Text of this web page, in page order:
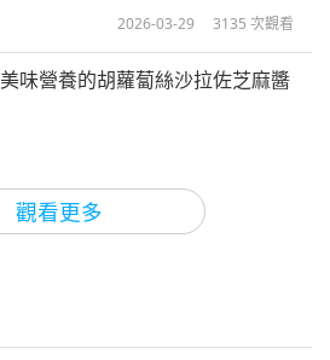
觀看更多
2026-03-29 3135 次觀看
美味營養的胡蘿蔔絲沙拉佐芝麻醬
2026-03-01